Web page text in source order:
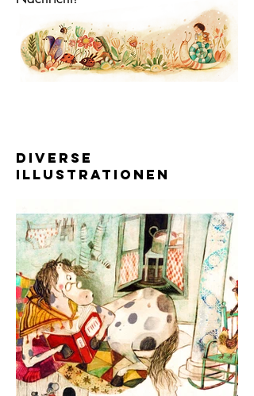
Diverse
Illustrationen